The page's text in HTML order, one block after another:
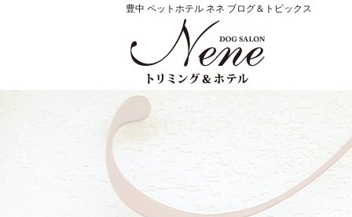
豊中 ペットホテル ネネ ブログ＆トピックス